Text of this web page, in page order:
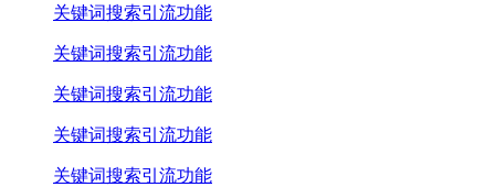
关键词搜索引流功能
关键词搜索引流功能
关键词搜索引流功能
关键词搜索引流功能
关键词搜索引流功能